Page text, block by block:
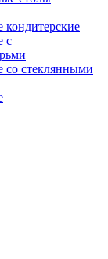
с
стеклянными